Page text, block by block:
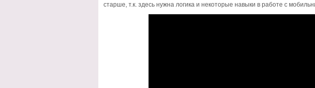
старше, т.к. здесь нужна логика и некоторые навыки в работе с